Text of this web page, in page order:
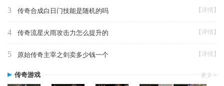
3 传奇合成白日门技能是随机的吗 【详情】
4 传奇流星火雨攻击力怎么提升的 【详情】
5 原始传奇主宰之剑卖多少钱一个 【详情】
传奇游戏